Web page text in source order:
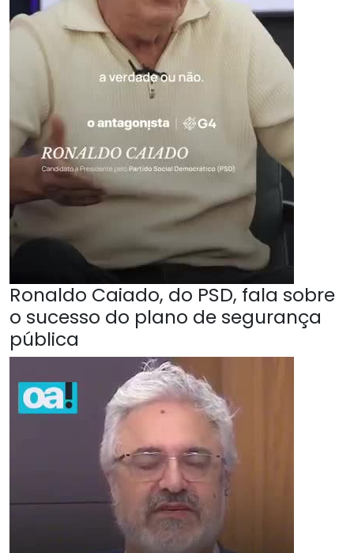
Ronaldo Caiado, do PSD, fala sobre
o sucesso do plano de segurança
pública